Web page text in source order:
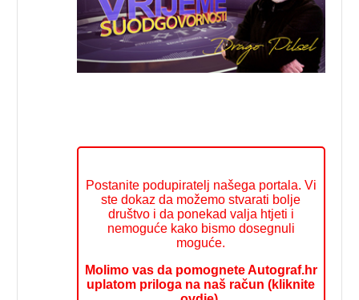
Postanite podupiratelj našega portala. Vi
ste dokaz da možemo stvarati bolje
društvo i da ponekad valja htjeti i
nemoguće kako bismo dosegnuli
moguće.
Molimo vas da pomognete Autograf.hr
uplatom priloga na naš račun (kliknite